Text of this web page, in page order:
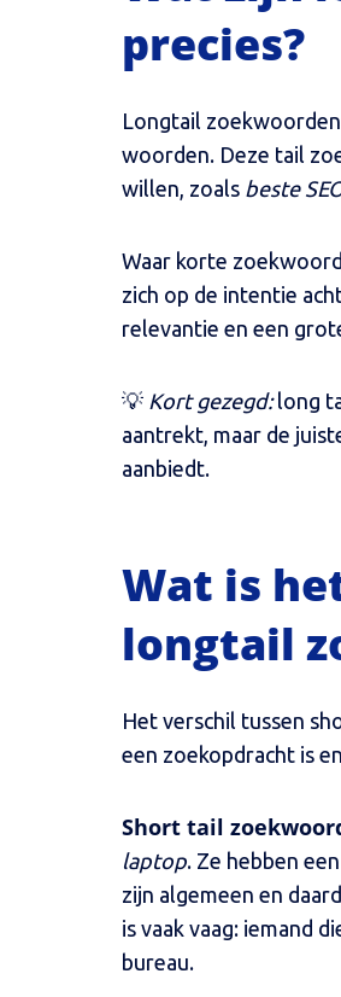
precies?
Longtail
woorden. Deze tail
willen, zoals beste
Waar korte
zich op de intentie
relevantie en een
💡 Kort gezegd:long
aantrekt, maar de
aanbiedt.
Wat is
longtail
Het verschil tussen
een zoekopdracht is
Short tail
laptop. Ze hebben
zijn algemeen en
is vaak vaag: iemand
bureau.